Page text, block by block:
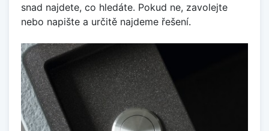
snad najdete, co hledáte. Pokud ne, zavolejte
nebo napište a určitě najdeme řešení.